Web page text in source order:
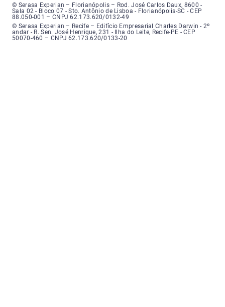
Serasa Experian - Florianópolis, Endereço: Rodovia José Carlos, número
© Serasa Experian – Florianópolis – Rod. José Carlos Daux, 8600 -
Sala 02 - Bloco 07 - Sto. Antônio de Lisboa - Florianópolis-SC - CEP
88.050-001 – CNPJ 62.173.620/0132-49
Serasa Experian - Recife, Endereço: Edifício Empresarial Charles Darwin,
© Serasa Experian – Recife – Edifício Empresarial Charles Darwin - 2º
andar - R. Sen. José Henrique, 231 - Ilha do Leite, Recife-PE - CEP
50070-460 – CNPJ 62.173.620/0133-20